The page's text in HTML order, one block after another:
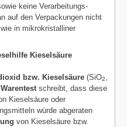
keine Verarbeitungs-
auf den Verpackungen nicht
in mikrokristalliner
Kieselsäure
bzw. Kieselsäure (SiO2
schreibt, dass diese
Kieselsäure oder
würde abgeraten
von Kieselsäure bzw.